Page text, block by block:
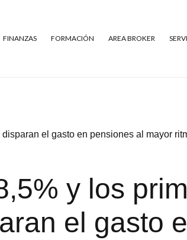
FINANZAS FORMACIÓN AREA BROKER
disparan el gasto en pensiones al mayor
y los
el gasto